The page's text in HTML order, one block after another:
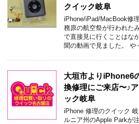
クイック岐阜
iPhone/iPad/MacBook修
務原の航空祭が行われた
で直接見に行くことはな
聞の動画で見ました。 や
大垣市よりiPhone6
換修理にご来店〜♪
ック岐阜
iPhone 修理のクイック
ルニア州のApple Parkが